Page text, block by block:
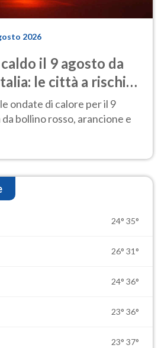
2026
il 9 agosto da
le città a rischio
della Salute
ondate di calore per il 9
bollino rosso, arancione e
24° 35°
26° 31°
24° 36°
23° 36°
23° 37°